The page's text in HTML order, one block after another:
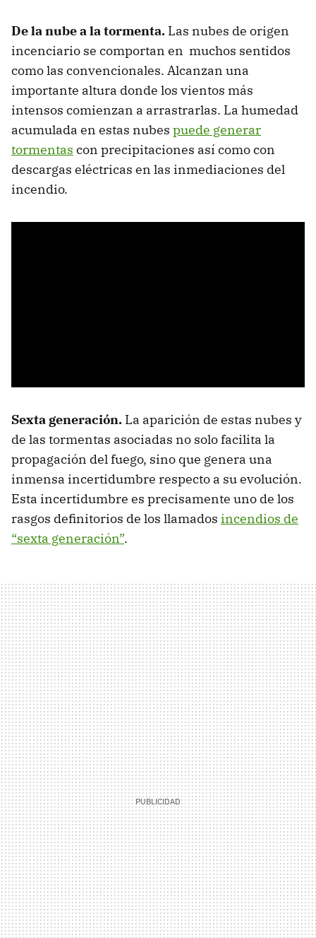
De la nube a la tormenta. Las nubes de origen
incenciario se comportan en muchos sentidos
como las convencionales. Alcanzan una
importante altura donde los vientos más
intensos comienzan a arrastrarlas. La humedad
acumulada en estas nubes puede generar
tormentas con precipitaciones así como con
descargas eléctricas en las inmediaciones del
incendio.
Sexta generación. La aparición de estas nubes y
de las tormentas asociadas no solo facilita la
propagación del fuego, sino que genera una
inmensa incertidumbre respecto a su evolución.
Esta incertidumbre es precisamente uno de los
rasgos definitorios de los llamados incendios de
“sexta generación”.